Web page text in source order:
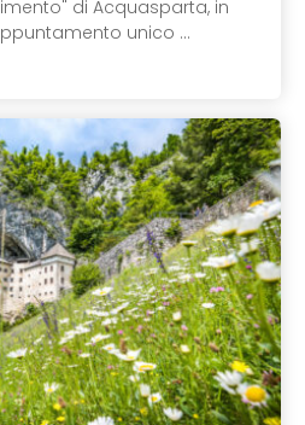
di Acquasparta, in
unico ...